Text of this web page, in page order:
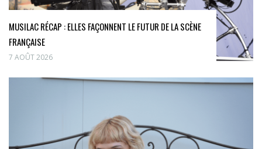
MUSILAC RÉCAP : ELLES FAÇONNENT LE FUTUR DE LA SCÈNE
FRANÇAISE
7 AOÛT 2026